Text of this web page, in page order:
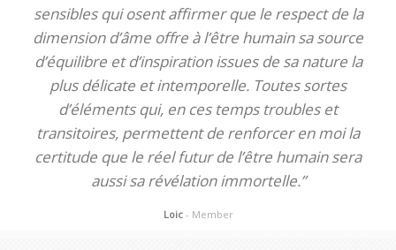
sensibles qui osent affirmer que le respect de la
dimension d’âme offre à l’être humain sa source
d’équilibre et d’inspiration issues de sa nature la
plus délicate et intemporelle. Toutes sortes
d’éléments qui, en ces temps troubles et
transitoires, permettent de renforcer en moi la
certitude que le réel futur de l’être humain sera
aussi sa révélation immortelle.”
Loic - Member